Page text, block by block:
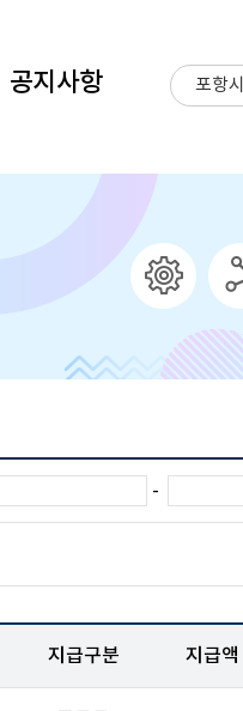
공지사항 포항
-
지급구분 지급액